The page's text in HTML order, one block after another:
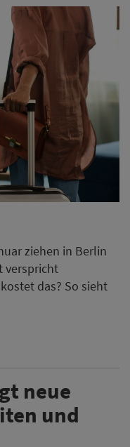
ziehen in Berlin
verspricht
das? So sieht
neue
und